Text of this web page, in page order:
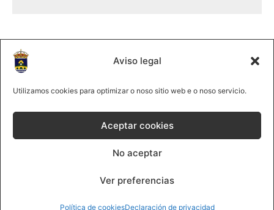
Aviso legal
Utilizamos cookies para optimizar o noso sitio web e o noso servicio.
Aceptar cookies
No aceptar
Ver preferencias
Política de cookiesDeclaración de privacidad
@lmco 2025
Política de cookies
Política de privacidade